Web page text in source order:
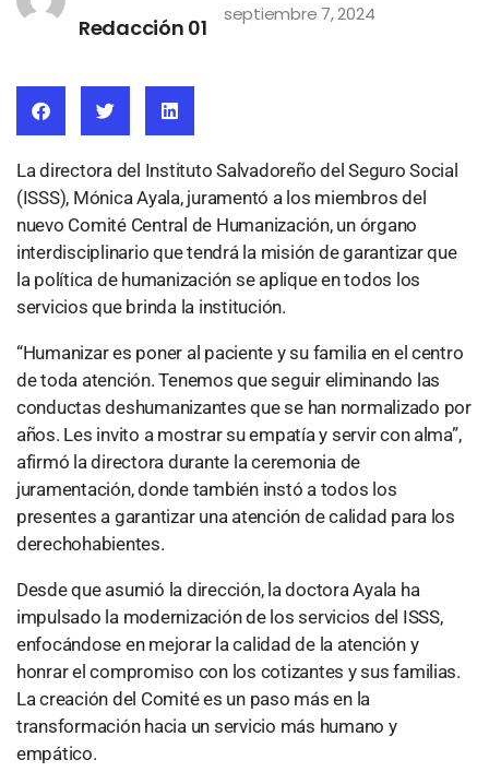
Redacción 01
septiembre 7, 2024
La directora del Instituto Salvadoreño del Seguro Social
(ISSS), Mónica Ayala, juramentó a los miembros del
nuevo Comité Central de Humanización, un órgano
interdisciplinario que tendrá la misión de garantizar que
la política de humanización se aplique en todos los
servicios que brinda la institución.
“Humanizar es poner al paciente y su familia en el centro
de toda atención. Tenemos que seguir eliminando las
conductas deshumanizantes que se han normalizado por
años. Les invito a mostrar su empatía y servir con alma”,
afirmó la directora durante la ceremonia de
juramentación, donde también instó a todos los
presentes a garantizar una atención de calidad para los
derechohabientes.
Desde que asumió la dirección, la doctora Ayala ha
impulsado la modernización de los servicios del ISSS,
enfocándose en mejorar la calidad de la atención y
honrar el compromiso con los cotizantes y sus familias.
La creación del Comité es un paso más en la
transformación hacia un servicio más humano y
empático.